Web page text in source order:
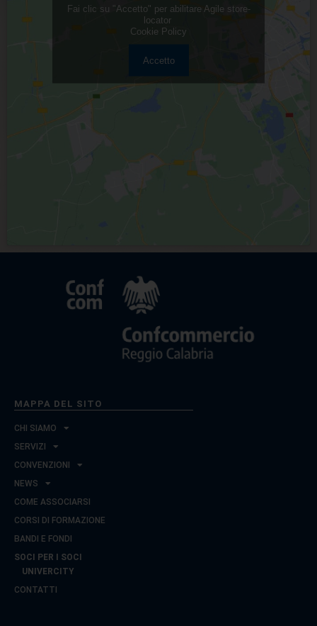
Fai clic su "Accetto" per abilitare Agile store-
locator
Cookie Policy
Accetto
MAPPA DEL SITO
CHI SIAMO
SERVIZI
CONVENZIONI
NEWS
COME ASSOCIARSI
CORSI DI FORMAZIONE
BANDI E FONDI
SOCI PER I SOCI
UNIVERCITY
CONTATTI